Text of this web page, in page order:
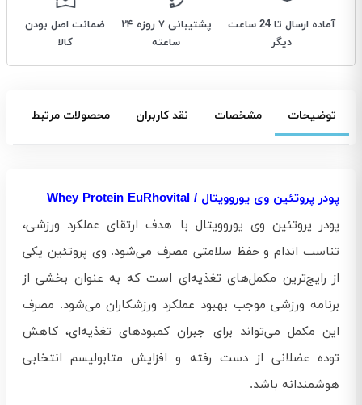
آماده ارسال تا 24 ساعت
دیگر
پشتیبانی ۷ روزه ۲۴
ساعته
ضمانت اصل بودن
کالا
توضیحات مشخصات نقد کاربران محصولات مرتبط
پودر پروتئین وی یوروویتال / Whey Protein EuRhovital
پودر پروتئین وی یوروویتال با هدف ارتقای عملکرد ورزشی،
تناسب اندام و حفظ سلامتی مصرف می‌شود. وی پروتئین یکی
از رایج‌ترین مکمل‌های تغذیه‌ای است که به عنوان بخشی از
برنامه ورزشی موجب بهبود عملکرد ورزشکاران می‌شود. مصرف
این مکمل می‌تواند برای جبران کمبودهای تغذیه‌ای، کاهش
توده عضلانی از دست رفته و افزایش متابولیسم انتخابی
هوشمندانه باشد.